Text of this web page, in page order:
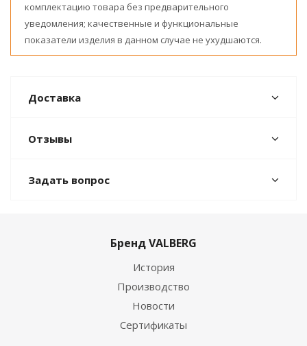
комплектацию товара без предварительного
уведомления; качественные и функциональные
показатели изделия в данном случае не ухудшаются.
Доставка
Отзывы
Задать вопрос
Бренд VALBERG
История
Производство
Новости
Сертификаты